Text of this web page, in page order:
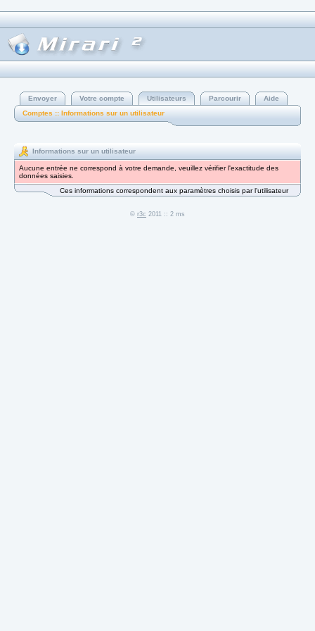
Envoyer Votre compte Utilisateurs Parcourir
Aide
Comptes :: Informations sur un utilisateur
Informations sur un utilisateur
Aucune entrée ne correspond à votre demande, veuillez vérifier l'exactitude des
données saisies.
Ces informations correspondent aux paramètres choisis par l'utilisateur
© r3c 2011 :: 2 ms